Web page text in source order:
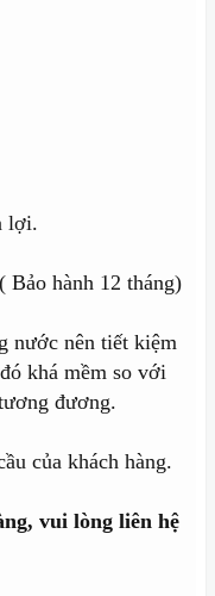
lợi.
Bảo hành 12 tháng)
nước nên tiết kiệm
khá mềm so với
đương.
của khách hàng.
vui lòng liên hệ